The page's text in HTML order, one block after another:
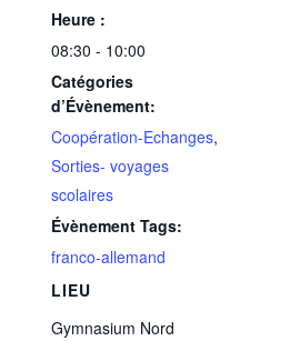
Heure :
08:30 - 10:00
Catégories
d’Évènement:
Coopération-Echanges,
Sorties- voyages
scolaires
Évènement Tags:
franco-allemand
LIEU
Gymnasium Nord